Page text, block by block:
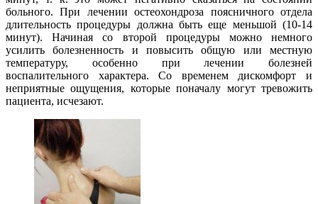
больного. При лечении остеохондроза поясничного отдела
длительность процедуры должна быть еще меньшой (10-14
минут). Начиная со второй процедуры можно немного
усилить болезненность и повысить общую или местную
температуру, особенно при лечении болезней
воспалительного характера. Со временем дискомфорт и
неприятные ощущения, которые поначалу могут тревожить
пациента, исчезают.